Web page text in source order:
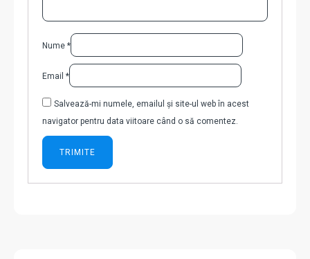
Nume *
Email *
Salvează-mi numele, emailul și site-ul web în acest
navigator pentru data viitoare când o să comentez.